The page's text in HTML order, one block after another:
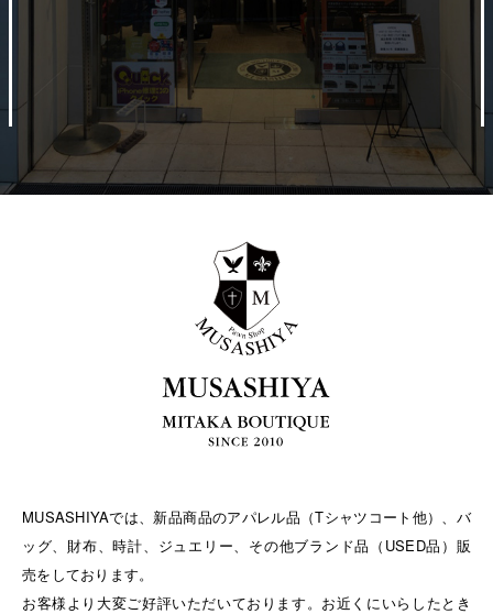
MUSASHIYAでは、新品商品のアパレル品（Tシャツコート他）、バ
ッグ、財布、時計、ジュエリー、その他ブランド品（USED品）販
売をしております。
お客様より大変ご好評いただいております。お近くにいらしたとき